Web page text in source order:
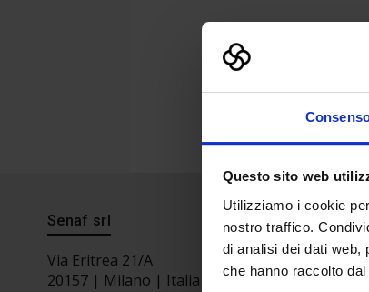
Questo sito web
Utilizziamo i cookie
nostro traffico.
di analisi dei dati web,
che hanno raccolto
Senaf srl
Via Eritrea 21/A
20157 | Milano | Italia